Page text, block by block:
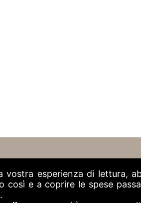
vostra esperienza di lettura,
così e a coprire le spese